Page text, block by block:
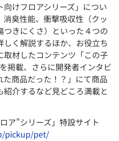
けフロアシリーズ」につい
臭性能、衝撃吸収性（クッ
きにくさ）といった４つの
く解説するほか、お役立ち
取材したコンテンツ「この子
掲載、さらに開発者インタビ
商品だった！？」にて商品
介するなど見どころ満載と
ア”シリーズ」特設サイト
pickup/pet/